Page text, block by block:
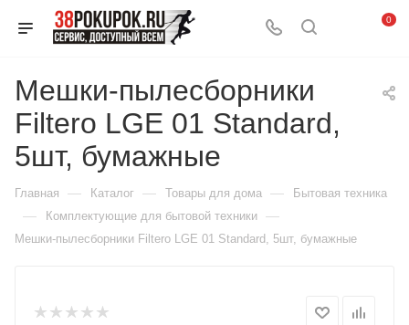
0
Мешки-пылесборники
Filtero LGE 01 Standard,
5шт, бумажные
Главная — Каталог — Товары для дома — Бытовая техника
— Комплектующие для бытовой техники —
Мешки-пылесборники Filtero LGE 01 Standard, 5шт, бумажные